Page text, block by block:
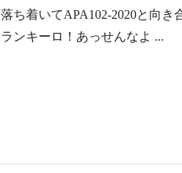
落ち着いてAPA102-2020と向
ランキーロ！あっせんなよ ...